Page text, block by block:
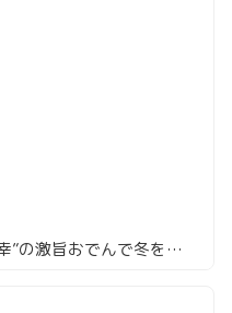
上板橋で出汁に骨抜き⁉️“お多幸”の激旨おでんで冬を制す夜🍺